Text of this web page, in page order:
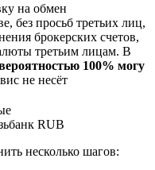
на обмен
без просьб третьих лиц,
брокерских счетов,
третьим лицам. В
100% могу
не несёт
RUB
несколько шагов: